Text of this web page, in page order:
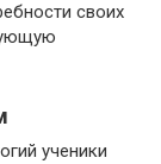
своих
ученики